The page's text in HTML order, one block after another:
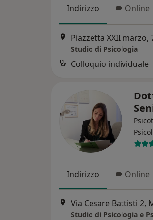
Indirizzo Online
Piazzetta XXII marzo,
Studio di Psicologia
Colloquio individuale
Indirizzo Online
Via Cesare Battisti 2,
Studio di Psicologia e